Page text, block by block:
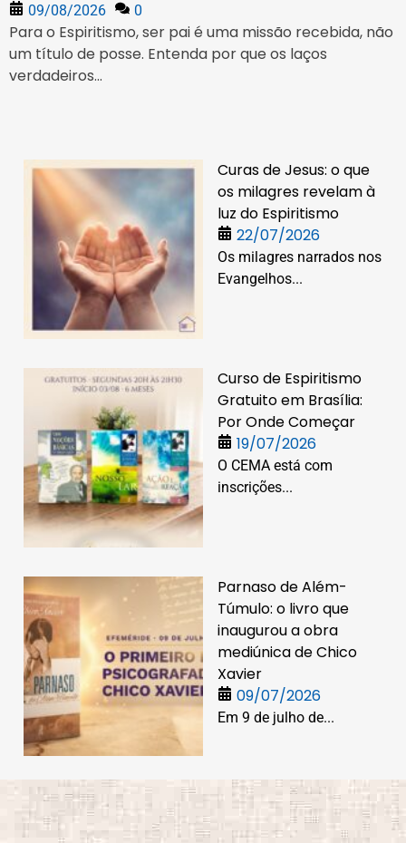
09/08/2026 0
Para o Espiritismo, ser pai é uma missão recebida, não
um título de posse. Entenda por que os laços
verdadeiros...
Curas de Jesus: o que
os milagres revelam à
luz do Espiritismo
22/07/2026
Os milagres narrados nos
Evangelhos...
Curso de Espiritismo
Gratuito em Brasília:
Por Onde Começar
19/07/2026
O CEMA está com
inscrições...
Parnaso de Além-
Túmulo: o livro que
inaugurou a obra
mediúnica de Chico
Xavier
09/07/2026
Em 9 de julho de...